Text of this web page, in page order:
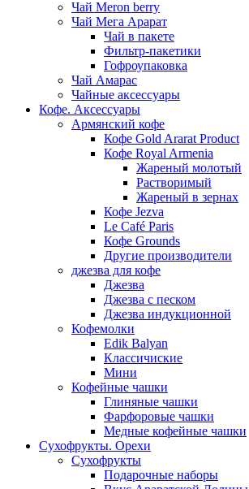
Чай Meron berry
Чай Мега Арарат
Чай в пакете
Фильтр-пакетики
Гофроупаковка
Чай Амарас
Чайные аксессуары
Кофе. Аксессуары
Армянский кофе
Кофе Gold Ararat Product
Кофе Royal Armenia
Жареный молотый
Растворимый
Жареный в зернах
Кофе Jezva
Le Café Paris
Кофе Grounds
Другие производители
джезва для кофе
Джезва
Джезва с песком
Джезва индукционной
Кофемолки
Edik Balyan
Классичиские
Мини
Кофейные чашки
Глиняные чашки
Фарфоровые чашки
Медные кофейные чашки
Сухофрукты. Орехи
Сухофрукты
Подарочные наборы